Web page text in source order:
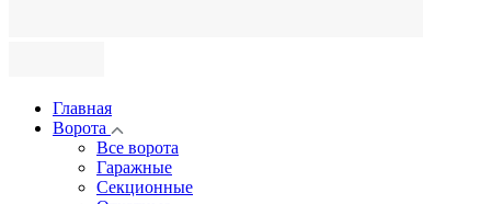
Главная
Ворота
Все ворота
Гаражные
Секционные